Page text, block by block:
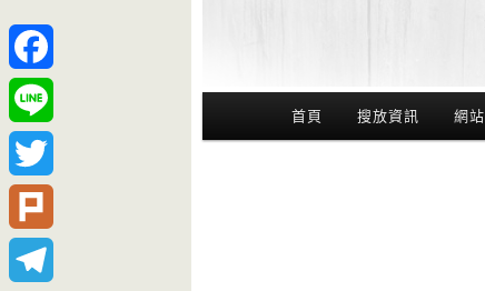
Main Menu
首頁 搜放資訊 網
Facebook
Line
Twitter
Plurk